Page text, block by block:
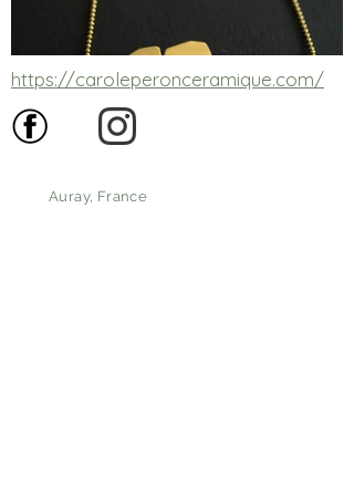
https://caroleperonceramique.com/
Auray, France